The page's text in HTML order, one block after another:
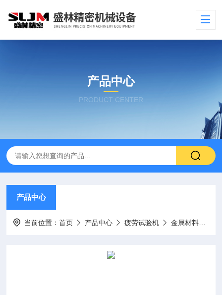
产品中心
PRODUCT CENTER
产品中心
当前位置：首页 产品中心 疲劳试验机 金属材料疲劳试验机